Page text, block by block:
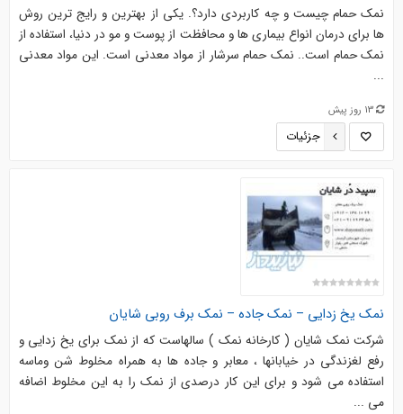
نمک حمام چیست و چه کاربردی دارد؟. یکی از بهترین و رایج ترین روش
ها برای درمان انواع بیماری ها و محافظت از پوست و مو در دنیا، استفاده از
نمک حمام است.. نمک حمام سرشار از مواد معدنی است. این مواد معدنی
...
13 روز پیش
جزئیات
نمک يخ زدايي – نمک جاده – نمک برف روبي شایان
شرکت نمک شایان ( کارخانه نمک ) سالهاست که از نمک براي يخ زدايي و
رفع لغزندگي در خيابانها ، معابر و جاده ها به همراه مخلوط شن وماسه
استفاده مي شود و براي اين کار درصدي از نمک را به اين مخلوط اضافه
مي ...